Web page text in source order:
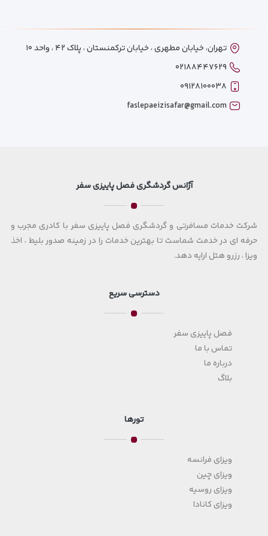
تهران، خیابان مطهری ، خیابان ترکمنستان ، پلاک ۴۲ ، واحد ۱۰
۰۲۱۸۸۴۴۷۶۲۹
۰۹۱۲۸۱۰۰۰۳۸
faslepaeizisafar@gmail.com
آژانس گردشگری فصل پاییزی سفر
شرکت خدمات مسافرتی و گردشگری فصل پاییزی سفر با کادری مجرب و
حرفه ای در خدمت شماست تا بهترین خدمات را در زمینه صدور بلیط ، اخذ
ویزا ، رزرو هتل ارایه دهد.
دسترسی سریع
فصل پاییزی سفر
تماس با ما
درباره ما
بلاگ
تورها
ویزای فرانسه
ویزای چین
ویزای روسیه
ویزای کانادا